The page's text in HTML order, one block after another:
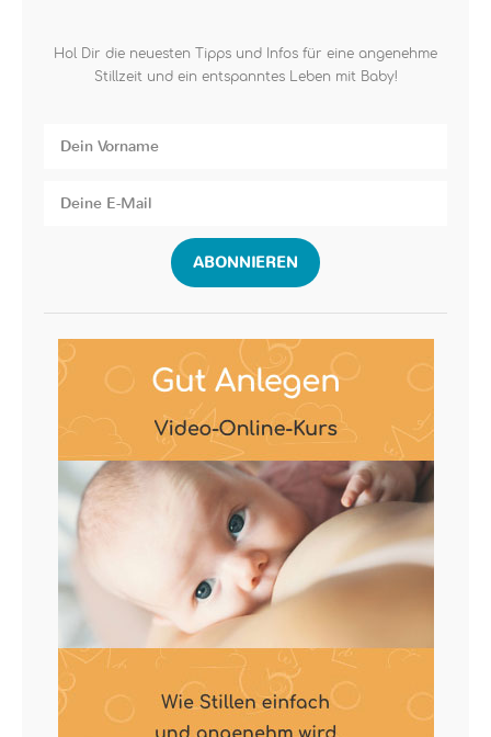
Hol Dir die neuesten Tipps und Infos für eine angenehme
Stillzeit und ein entspanntes Leben mit Baby!
ABONNIEREN